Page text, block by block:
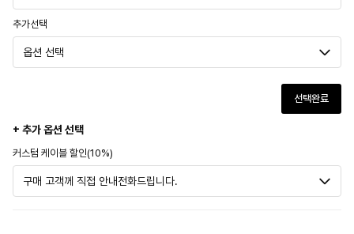
추가선택
선택완료
+ 추가 옵션 선택
커스텀 케이블 할인(10%)